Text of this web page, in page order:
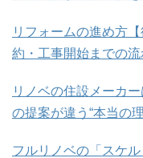
リフォームの進め方
約・工事開始までの流
リノベの住設メーカ
の提案が違う“本当の
フルリノベの「スケ